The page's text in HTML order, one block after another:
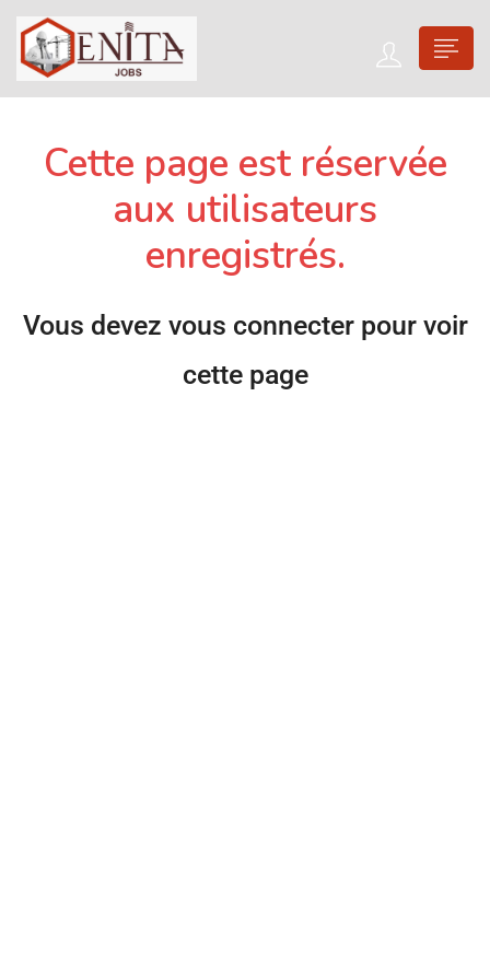
Cette page est réservée
aux utilisateurs
enregistrés.
Vous devez vous connecter pour voir
cette page